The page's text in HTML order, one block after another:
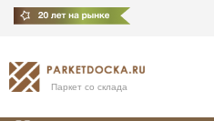
Паркет со склада